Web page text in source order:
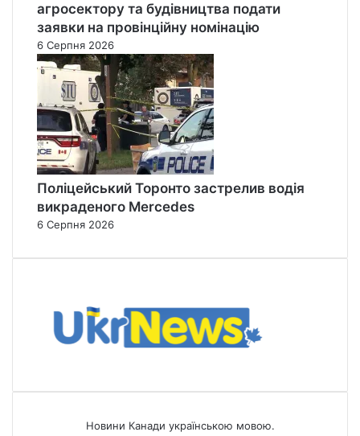
агросектору та будівництва подати
заявки на провінційну номінацію
6 Серпня 2026
Поліцейський Торонто застрелив водія
викраденого Mercedes
6 Серпня 2026
Новини Канади українською мовою.